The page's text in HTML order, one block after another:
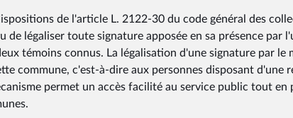
de l'article L. 2122-30 du code général des
de légaliser toute signature apposée en sa présence par
témoins connus. La légalisation d'une signature par le
commune, c'est-à-dire aux personnes disposant d'une
permet un accès facilité au service public tout